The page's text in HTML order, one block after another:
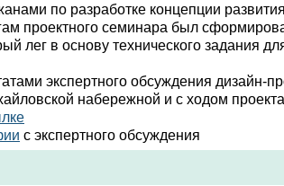
по разработке концепции
проектного семинара был
лег в основу технического задания
экспертного обсуждения дизайн-
набережной и с ходом
с экспертного обсуждения